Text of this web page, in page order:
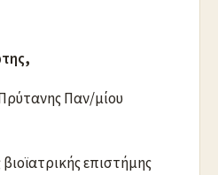
Παν/μίου
επιστήμης